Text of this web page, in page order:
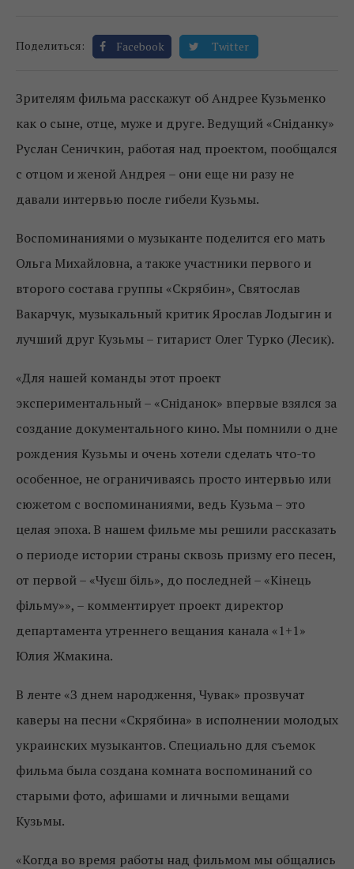
Поделиться: Facebook Twitter
Зрителям фильма расскажут об Андрее Кузьменко
как о сыне, отце, муже и друге. Ведущий «Сніданку»
Руслан Сеничкин, работая над проектом, пообщался
с отцом и женой Андрея – они еще ни разу не
давали интервью после гибели Кузьмы.
Воспоминаниями о музыканте поделится его мать
Ольга Михайловна, а также участники первого и
второго состава группы «Скрябин», Святослав
Вакарчук, музыкальный критик Ярослав Лодыгин и
лучший друг Кузьмы – гитарист Олег Турко (Лесик).
«Для нашей команды этот проект
экспериментальный – «Сніданок» впервые взялся за
создание документального кино. Мы помнили о дне
рождения Кузьмы и очень хотели сделать что-то
особенное, не ограничиваясь просто интервью или
сюжетом с воспоминаниями, ведь Кузьма – это
целая эпоха. В нашем фильме мы решили рассказать
о периоде истории страны сквозь призму его песен,
от первой – «Чуєш біль», до последней – «Кінець
фільму»», – комментирует проект директор
департамента утреннего вещания канала «1+1»
Юлия Жмакина.
В ленте «З днем народження, Чувак» прозвучат
каверы на песни «Скрябина» в исполнении молодых
украинских музыкантов. Специально для съемок
фильма была создана комната воспоминаний со
старыми фото, афишами и личными вещами
Кузьмы.
«Когда во время работы над фильмом мы общались